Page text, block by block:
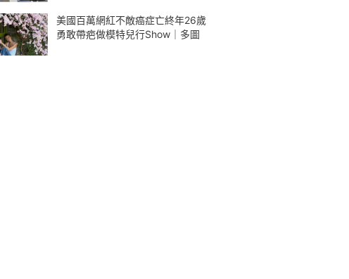
美國百萬網紅不敵癌症亡終年26歲
勇敢帶疤做模特兒行Show｜多圖